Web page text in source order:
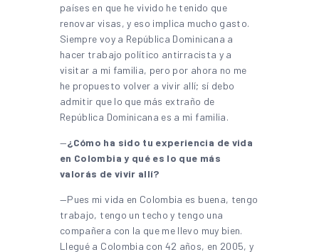
países en que he vivido he tenido que
renovar visas, y eso implica mucho gasto.
Siempre voy a República Dominicana a
hacer trabajo político antirracista y a
visitar a mi familia, pero por ahora no me
he propuesto volver a vivir allí; sí debo
admitir que lo que más extraño de
República Dominicana es a mi familia.
—¿Cómo ha sido tu experiencia de vida
en Colombia y qué es lo que más
valorás de vivir allí?
—Pues mi vida en Colombia es buena, tengo
trabajo, tengo un techo y tengo una
compañera con la que me llevo muy bien.
Llegué a Colombia con 42 años, en 2005, y